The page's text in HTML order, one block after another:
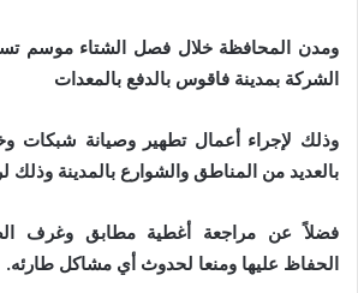
ومدن المحافظة خلال فصل الشتاء موسم
الشركة بمدينة فاقوس بالدفع بالمعدات
وذلك لإجراء أعمال تطهير وصيانة شبكات
بالعديد من المناطق والشوارع بالمدينة وذلك
فضلاً عن مراجعة أغطية مطابق وغرف
الحفاظ عليها ومنعا لحدوث أي مشاكل طارئه.